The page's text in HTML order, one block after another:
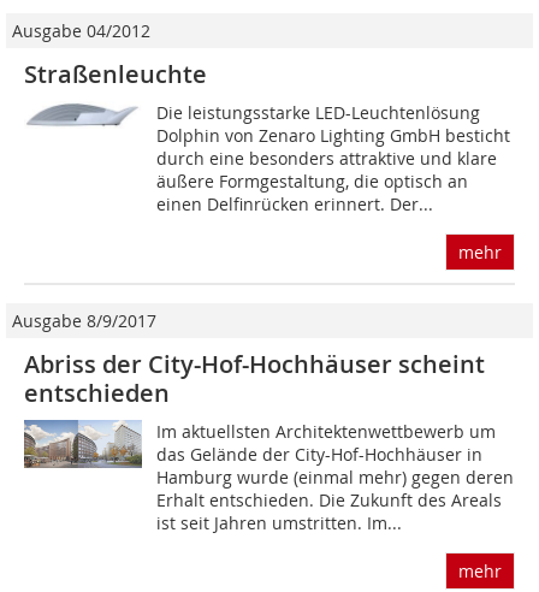
Ausgabe 04/2012
Straßenleuchte
Die leistungsstarke LED-Leuchtenlösung
Dolphin von Zenaro Lighting GmbH besticht
durch eine besonders attraktive und klare
äußere Formgestaltung, die optisch an
einen Delfinrücken erinnert. Der...
mehr
Ausgabe 8/9/2017
Abriss der City-Hof-Hochhäuser scheint
entschieden
Im aktuellsten Architektenwettbewerb um
das Gelände der City-Hof-Hochhäuser in
Hamburg wurde (einmal mehr) gegen deren
Erhalt entschieden. Die Zukunft des Areals
ist seit Jahren umstritten. Im...
mehr